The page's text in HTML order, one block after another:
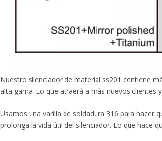
Nuestro silenciador de material ss201 contiene
alta gama. Lo que atraerá a más nuevos clientes
Usamos una varilla de soldadura 316 para hacer
prolonga la vida útil del silenciador. Lo que hace